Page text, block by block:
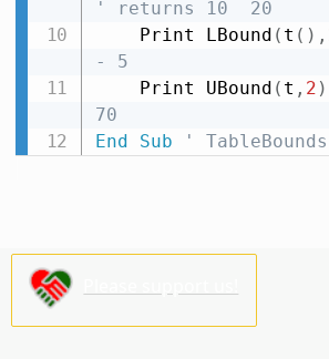
' returns 10  20
    Print LBound
( t ( ) ,
- 5
    Print UBound
( t , 2 )
70
End
Sub ' TableBounds